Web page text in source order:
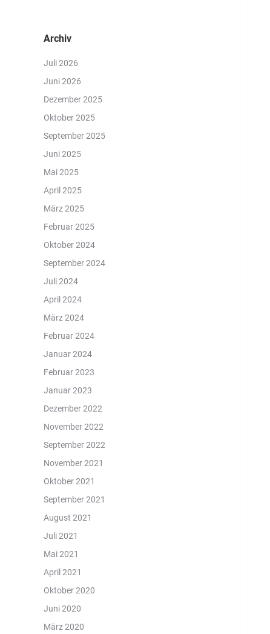
Archiv
Juli 2026
Juni 2026
Dezember 2025
Oktober 2025
September 2025
Juni 2025
Mai 2025
April 2025
März 2025
Februar 2025
Oktober 2024
September 2024
Juli 2024
April 2024
März 2024
Februar 2024
Januar 2024
Februar 2023
Januar 2023
Dezember 2022
November 2022
September 2022
November 2021
Oktober 2021
September 2021
August 2021
Juli 2021
Mai 2021
April 2021
Oktober 2020
Juni 2020
März 2020